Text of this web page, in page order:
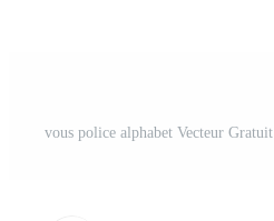
vous police alphabet Vecteur Gratuit